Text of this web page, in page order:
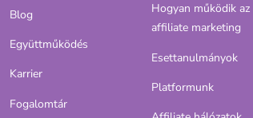
Blog
Együttműködés
Karrier
Fogalomtár
Hogyan működik az
affiliate marketing
Esettanulmányok
Platformunk